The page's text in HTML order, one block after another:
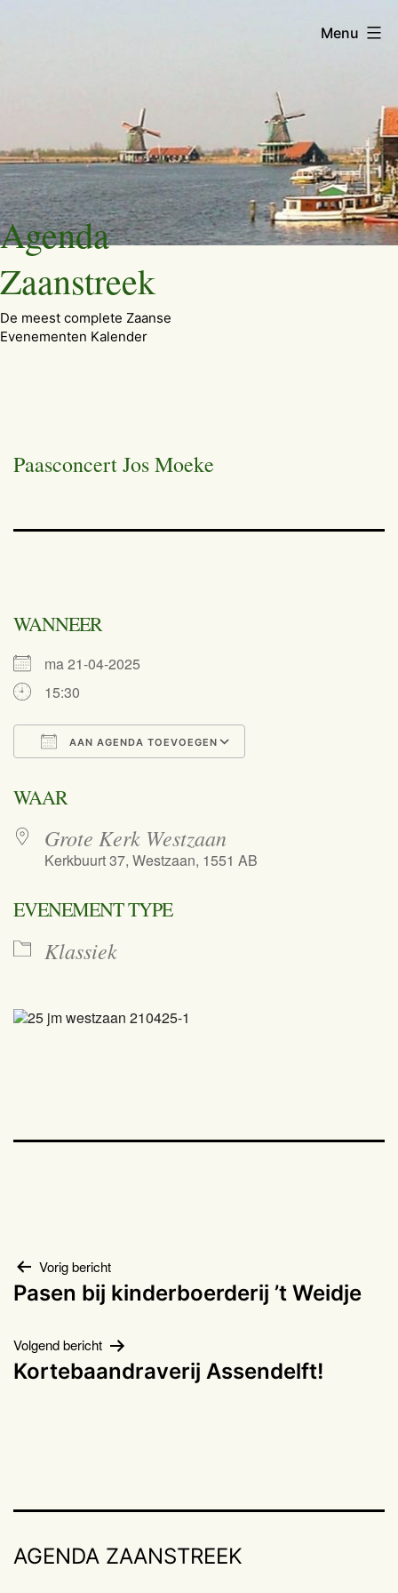
Ga
naar
de
inhoud
Agenda
Zaanstreek
De meest complete Zaanse
Evenementen Kalender
Menu
Paasconcert Jos Moeke
WANNEER
ma 21-04-2025
15:30
AAN AGENDA TOEVOEGEN
WAAR
Grote Kerk Westzaan
Kerkbuurt 37, Westzaan, 1551 AB
EVENEMENT TYPE
Klassiek
Bericht
navigatie
Vorig bericht
Pasen bij kinderboerderij ’t Weidje
Volgend bericht
Kortebaandraverij Assendelft!
AGENDA ZAANSTREEK